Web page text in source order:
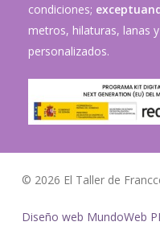
condiciones;
metros, hilaturas, lanas
personalizados.
© 2026 El Taller de
Diseño web MundoWeb